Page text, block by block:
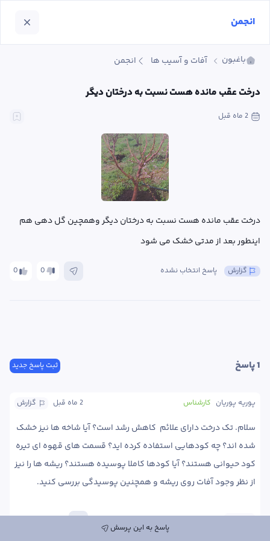
باغبون آفات و آسیب ها انجمن
درخت عقب مانده هست نسبت به درختان دیگر
2 ماه قبل
اینطور بعد از مدتی خشک می شود
0 0 پاسخ انتخاب نشده گزارش
ثبت پاسخ جدید 1 پاسخ
گزارش 2 ماه قبل کارشناس پوریه پوریان
از نظر وجود آفات روی ریشه و همچنین پوسیدگی بررسی کنید.
پاسخ به این پرسش
انجمن